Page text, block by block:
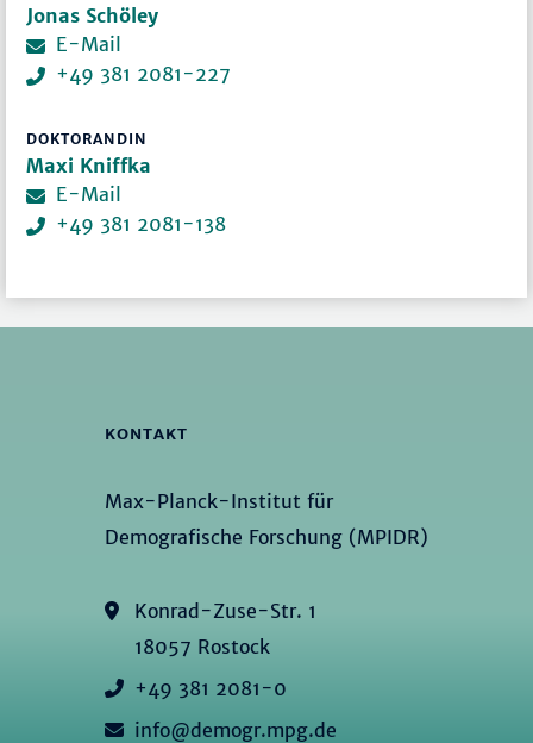
Jonas Schöley
E-Mail
+49 381 2081-227
DOKTORANDIN
Maxi Kniffka
E-Mail
+49 381 2081-138
KONTAKT
Max-Planck-Institut für
Demografische Forschung (MPIDR)
Konrad-Zuse-Str. 1
18057 Rostock
+49 381 2081-0
info@demogr.mpg.de